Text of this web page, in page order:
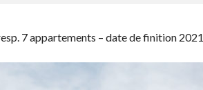
7 appartements – date de finition 2021